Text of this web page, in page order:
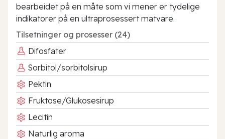
bearbeidet på en måte som vi mener er tydelige
indikatorer på en ultraprosessert matvare.
Tilsetninger og prosesser (24)
Difosfater
Sorbitol/sorbitolsirup
Pektin
Fruktose/Glukosesirup
Lecitin
Naturlig aroma